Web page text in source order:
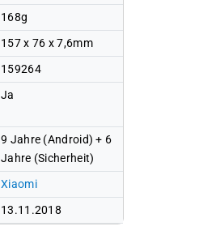
168g
157 x 76 x 7,6mm
159264
Ja
9 Jahre (Android) + 6
Jahre (Sicherheit)
Xiaomi
13.11.2018